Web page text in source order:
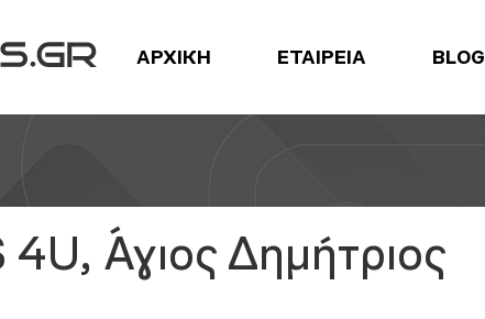
ΑΡΧΙΚΗ ΕΤΑΙΡΕΙΑ BLOG
Άγιος Δημήτριος